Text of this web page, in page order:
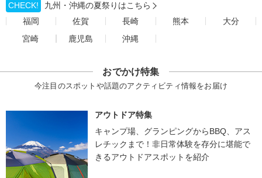
CHECK!
九州・沖縄の夏祭りはこちら
福岡
佐賀 長崎 熊本
大分
宮崎
鹿児島 沖縄
おでかけ特集
今注目のスポットや話題のアクティビティ情報をお届け
アウトドア特集
キャンプ場、グランピングからBBQ、アス
レチックまで！非日常体験を存分に堪能で
きるアウトドアスポットを紹介